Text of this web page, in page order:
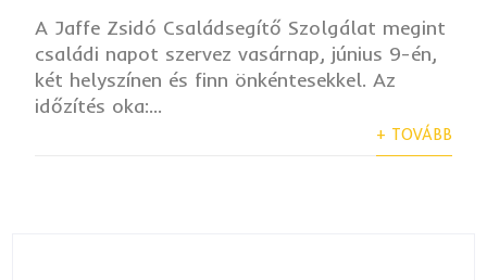
A Jaffe Zsidó Családsegítő Szolgálat megint
családi napot szervez vasárnap, június 9-én,
két helyszínen és finn önkéntesekkel. Az
időzítés oka:...
+ TOVÁBB